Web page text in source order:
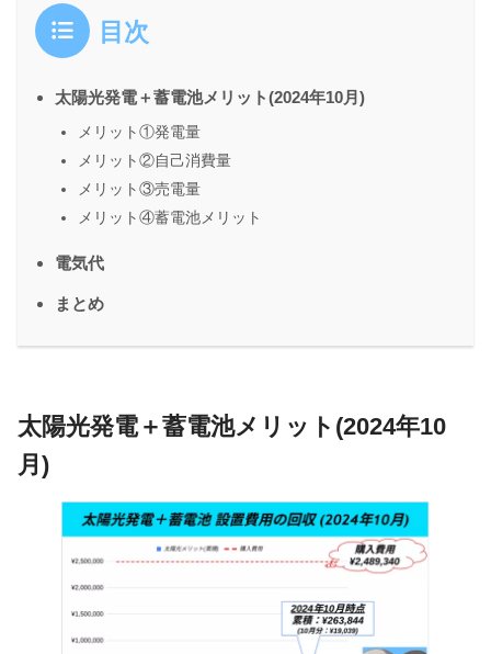
目次
太陽光発電＋蓄電池メリット(2024年10月)
メリット①発電量
メリット②自己消費量
メリット③売電量
メリット④蓄電池メリット
電気代
まとめ
太陽光発電＋蓄電池メリット(2024年10
月)